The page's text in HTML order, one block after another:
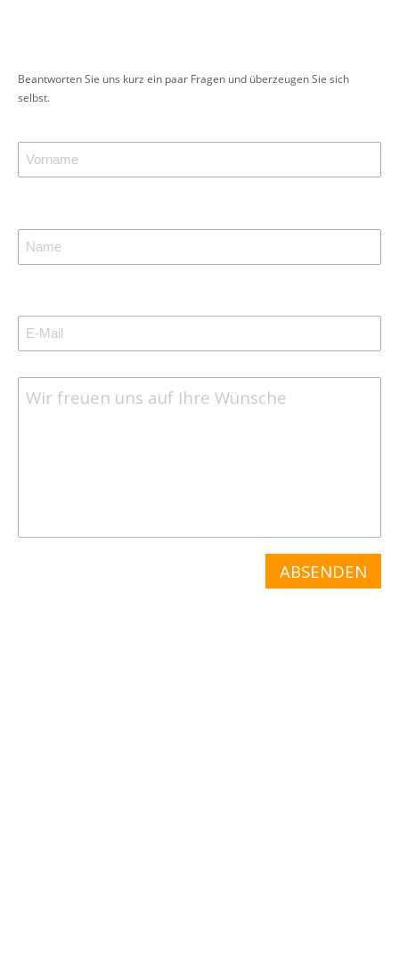
Beantworten Sie uns kurz ein paar Fragen und überzeugen Sie sich
selbst.